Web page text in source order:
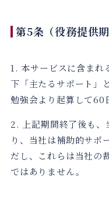
第5条（役務提供
1. 本サービスに含まれ
下「主たるサポート」
勉強会より起算して60
2. 上記期間終了後も、
り、当社は補助的サポ
だし、これらは当社の
ではありません。